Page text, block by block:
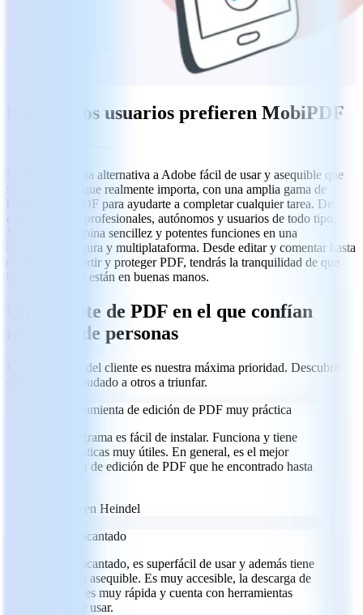
Por qué los usuarios prefieren MobiPDF
MobiPDF es una alternativa a Adobe fácil de usar y asequible que
se centra en lo que realmente importa, con una amplia gama de
herramientas PDF para ayudarte a completar cualquier tarea. De
confianza para profesionales, autónomos y usuarios de todo tipo,
MobiPDF combina sencillez y potentes funciones en una
herramienta segura y multiplataforma. Desde editar y comentar hasta
escanear, convertir y proteger PDF, tendrás la tranquilidad de que
tus documentos están en buenas manos.
Un paquete de PDF en el que confían
millones de personas
La satisfacción del cliente es nuestra máxima prioridad. Descubre
cómo hemos ayudado a otros a triunfar.
Una herramienta de edición de PDF muy práctica
Este programa es fácil de instalar. Funciona y tiene
características muy útiles. En general, es el mejor
programa de edición de PDF que he encontrado hasta
Goeren Heindel
Me ha encantado
Me ha encantado, es superfácil de usar y además tiene
un precio asequible. Es muy accesible, la descarga de
archivos es muy rápida y cuenta con herramientas
fáciles de usar.